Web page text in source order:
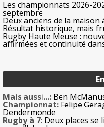
Les championnats 2026-
septembre
Deux anciens de la maison
Résultat historique, mais
Rugby Haute Meuse :
affirmées et continuité
Mais aussi...: Ben
Championnat: Felipe
Dendermonde
Rugby à 7: Deux places se